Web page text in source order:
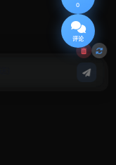
0
评论